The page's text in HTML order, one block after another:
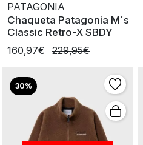
PATAGONIA
Chaqueta Patagonia M´s
Classic Retro-X SBDY
160,97€
229,95€
30%